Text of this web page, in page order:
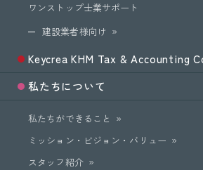
ワンストップ士業サポート
建設業者様向け
Keycrea KHM Tax & Accounting
私たちについて
私たちができること
ミッション・ビジョン・バリュー
スタッフ紹介